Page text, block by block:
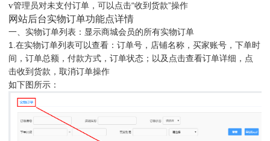
v管理员对未支付订单，可以点击“收到货款”操作
网站后台实物订单功能点详情
一、实物订单列表：显示商城会员的所有实物订单
1.在实物订单列表可以查看：订单号，店铺名称，买家账号，下单时
间，订单总额，付款方式，订单状态；以及点击查看订单详细，点
击收到货款，取消订单操作
如下图所示：